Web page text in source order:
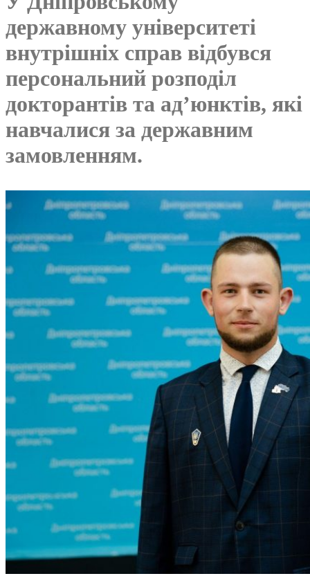
державному університеті
внутрішніх справ відбувся
персональний розподіл
докторантів та ад’юнктів, які
навчалися за державним
замовленням.